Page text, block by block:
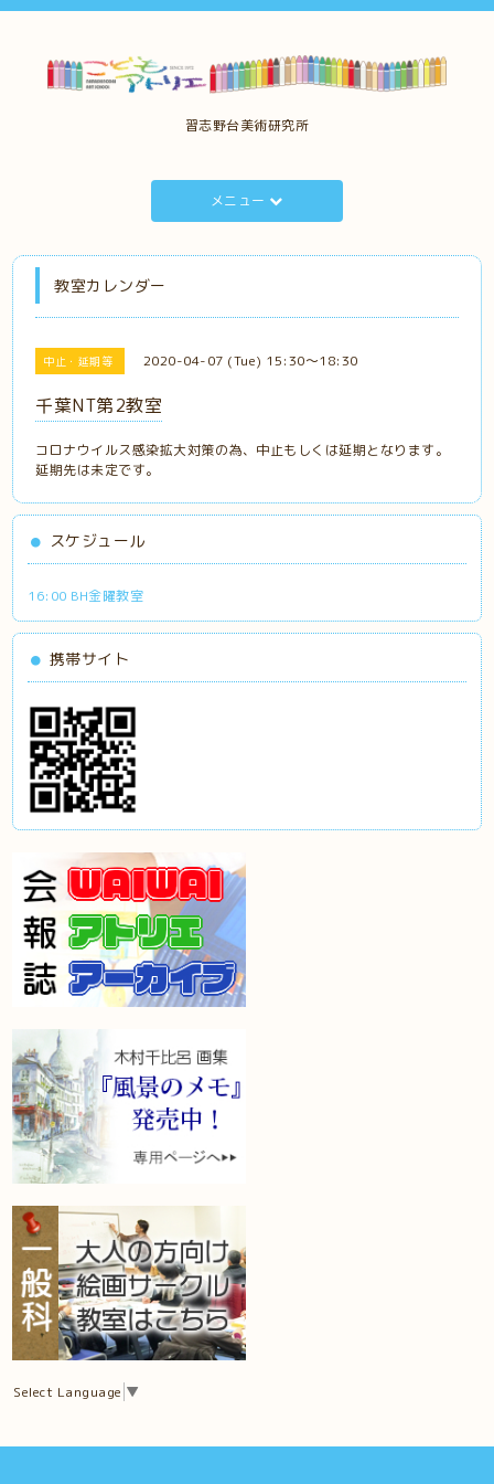
習志野台美術研究所
メニュー
教室カレンダー
中止・延期等 2020-04-07 (Tue) 15:30～18:30
千葉NT第2教室
コロナウイルス感染拡大対策の為、中止もしくは延期となります。
延期先は未定です。
スケジュール
16:00 BH金曜教室
携帯サイト
Select Language ▼